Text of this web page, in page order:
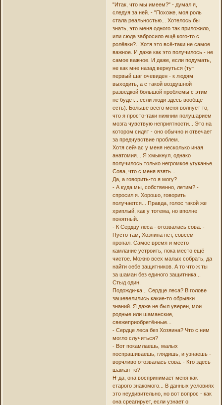
"Итак, что мы имеем?" - думал я,
следуя за ней. - "Похоже, моя роль
стала реальностью... Хотелось бы
знать, это меня одного так приложило,
или сюда забросило ещё кого-то с
ролёвки?.. Хотя это всё-таки не самое
важное. И даже как это получилось - не
самое важное. И даже, если подумать,
не как мне назад вернуться (тут
первый шаг очевиден - к людям
выходить, а с такой воздушной
разведкой большой проблемы с этим
не будет... если люди здесь вообще
есть). Больше всего меня волнует то,
что я просто-таки нижним полушарием
мозга чувствую неприятности... Это на
котором сидят - оно обычно и отвечает
за предчувствие проблем.
Хотя сейчас у меня несколько иная
анатомия... Я хмыкнул, однако
получилось только негромкое угуканье.
Сова, что с меня взять...
Да, а говорить-то я могу?
- А куда мы, собственно, летим? -
спросил я. Хорошо, говорить
получается... Правда, голос такой же
хриплый, как у тотема, но вполне
понятный.
- К Сердцу леса - отозвалась сова. -
Пусто там, Хозяина нет, совсем
пропал. Самое время и место
камлание устроить, пока место ещё
чистое. Можно всех малых собрать, да
найти себе защитников. А то что ж ты
за шаман без единого защитника...
Стыд один.
Подожди-ка... Сердце леса? В голове
зашевелились какие-то обрывки
знаний. Я даже не был уверен, мои
родные или шаманские,
свежеприобретённые...
- Сердце леса без Хозяина? Что с ним
могло случиться?
- Вот покамлаешь, малых
поспрашиваешь, глядишь, и узнаешь -
ворчливо отозвалась сова. - Кто здесь
шаман-то?
Н-да, она воспринимает меня как
старого знакомого... В данных условиях
это неудивительно, но вот вопрос - как
она среагирует, если узнает о